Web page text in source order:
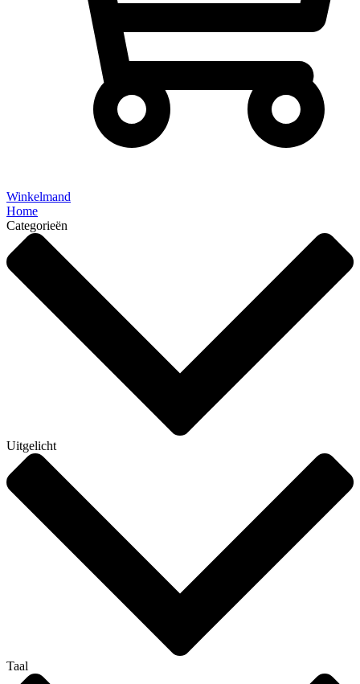
Winkelmand
Home
Categorieën
Uitgelicht
Taal